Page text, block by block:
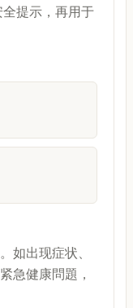
提示，再用于
如出现症状、
急健康問題，